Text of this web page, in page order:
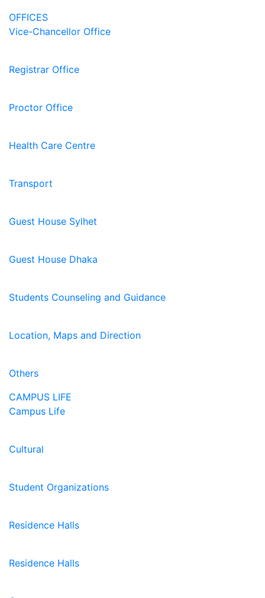
OFFICES
Vice-Chancellor Office
Registrar Office
Proctor Office
Health Care Centre
Transport
Guest House Sylhet
Guest House Dhaka
Students Counseling and Guidance
Location, Maps and Direction
Others
CAMPUS LIFE
Campus Life
Cultural
Student Organizations
Residence Halls
Residence Halls